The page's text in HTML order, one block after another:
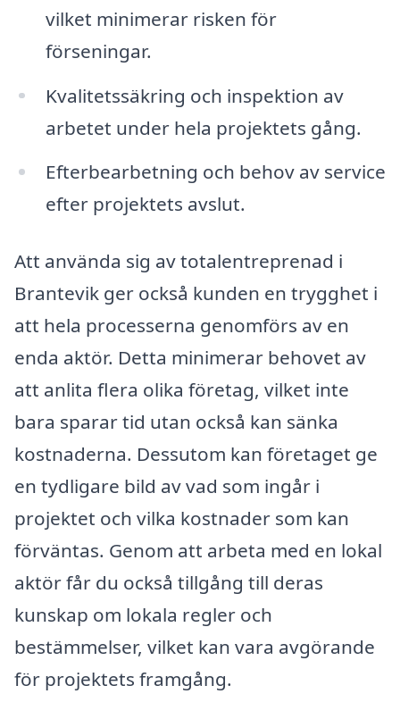
vilket minimerar risken för
förseningar.
Kvalitetssäkring och inspektion av
arbetet under hela projektets gång.
Efterbearbetning och behov av service
efter projektets avslut.
Att använda sig av totalentreprenad i
Brantevik ger också kunden en trygghet i
att hela processerna genomförs av en
enda aktör. Detta minimerar behovet av
att anlita flera olika företag, vilket inte
bara sparar tid utan också kan sänka
kostnaderna. Dessutom kan företaget ge
en tydligare bild av vad som ingår i
projektet och vilka kostnader som kan
förväntas. Genom att arbeta med en lokal
aktör får du också tillgång till deras
kunskap om lokala regler och
bestämmelser, vilket kan vara avgörande
för projektets framgång.